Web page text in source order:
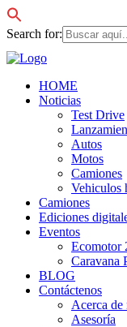
Search for:
HOME
Noticias
Test Drive
Autos
Motos
Camiones
Vehiculos
Camiones
Ediciones
Eventos
Ecomotor
Caravana
BLOG
Contáctenos
Acerca de
Asesoría